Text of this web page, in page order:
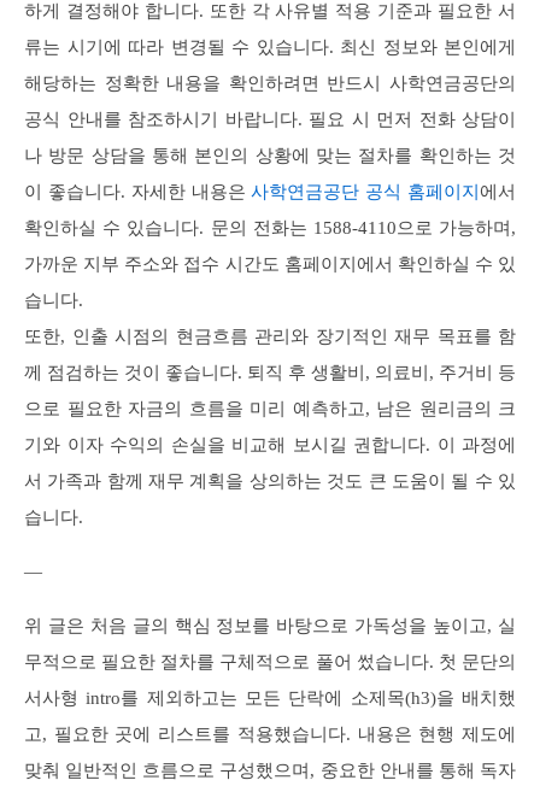
하게 결정해야 합니다. 또한 각 사유별 적용 기준과 필요한 서
류는 시기에 따라 변경될 수 있습니다. 최신 정보와 본인에게
해당하는 정확한 내용을 확인하려면 반드시 사학연금공단의
공식 안내를 참조하시기 바랍니다. 필요 시 먼저 전화 상담이
나 방문 상담을 통해 본인의 상황에 맞는 절차를 확인하는 것
이 좋습니다. 자세한 내용은사학연금공단 공식 홈페이지 에서
확인하실 수 있습니다. 문의 전화는 1588-4110으로 가능하며,
가까운 지부 주소와 접수 시간도 홈페이지에서 확인하실 수 있
습니다.
또한, 인출 시점의 현금흐름 관리와 장기적인 재무 목표를 함
께 점검하는 것이 좋습니다. 퇴직 후 생활비, 의료비, 주거비 등
으로 필요한 자금의 흐름을 미리 예측하고, 남은 원리금의 크
기와 이자 수익의 손실을 비교해 보시길 권합니다. 이 과정에
서 가족과 함께 재무 계획을 상의하는 것도 큰 도움이 될 수 있
습니다.
—
위 글은 처음 글의 핵심 정보를 바탕으로 가독성을 높이고, 실
무적으로 필요한 절차를 구체적으로 풀어 썼습니다. 첫 문단의
서사형 intro를 제외하고는 모든 단락에 소제목(h3)을 배치했
고, 필요한 곳에 리스트를 적용했습니다. 내용은 현행 제도에
맞춰 일반적인 흐름으로 구성했으며, 중요한 안내를 통해 독자